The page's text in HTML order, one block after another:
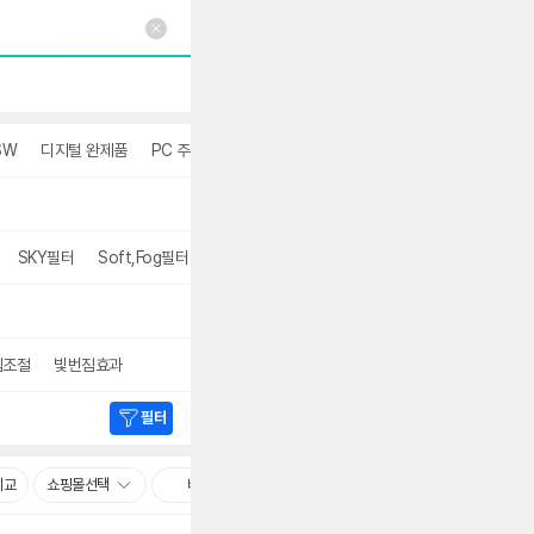
디지털 완제품 PC 주요 부품
SKY필터 Soft,Fog필터
절 빛번짐효과
필터
교 쇼핑몰선택 빠른배송